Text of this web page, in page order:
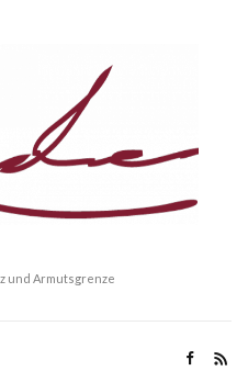
und Armutsgrenze